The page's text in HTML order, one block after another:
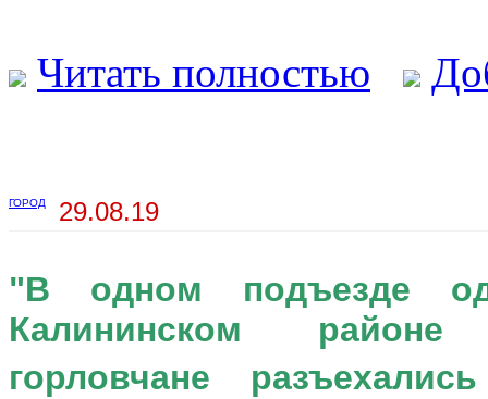
Читать полностью
ГОРОД 29.08.19
"В одном подъезде
Калининском районе
горловчане